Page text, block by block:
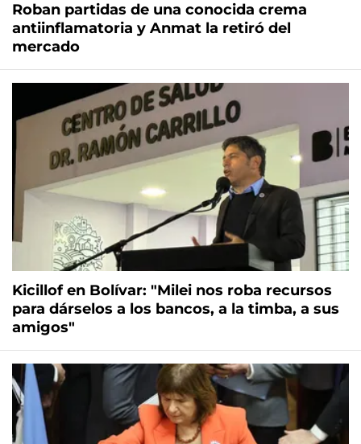
Roban partidas de una conocida crema
antiinflamatoria y Anmat la retiró del
mercado
Kicillof en Bolívar: "Milei nos roba recursos
para dárselos a los bancos, a la timba, a sus
amigos"